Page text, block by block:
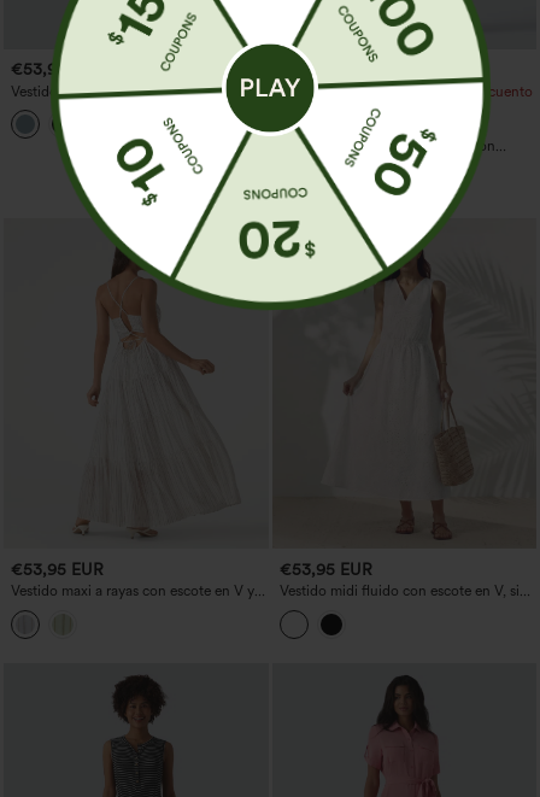
€53,95 EUR
Vestido casual midi con escote en V,
mangas cortas y corte fluido
€53,95 EUR
Compra 2 y obtén un 10% de descuento
| Compra 3 y obtén un 20% de
descuento
Vestido lencero maxi de malla con
lunares, vaporoso, para damas de honor
e invitadas de boda
€53,95 EUR
Vestido maxi a rayas con escote en V y
cierre con cordones, de corte fluido
€53,95 EUR
Vestido midi fluido con escote en V, sin
mangas y lazo en la espalda